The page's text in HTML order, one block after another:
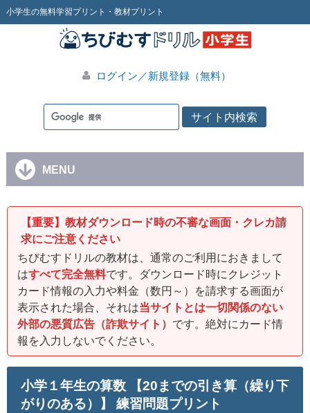
小学生の無料学習プリント・教材プリント
ログイン／新規登録（無料）
MENU
【重要】教材ダウンロード時の不審な画面・クレカ請
求にご注意ください
ちびむすドリルの教材は、通常のご利用におきまして
はすべて完全無料です。ダウンロード時にクレジット
カード情報の入力や料金（数円～）を請求する画面が
表示された場合、それは当サイトとは一切関係のない
外部の悪質広告（詐欺サイト） です。絶対にカード情
報を入力しないでください。
小学１年生の算数 【20までの引き算（繰り下
がりのある）】 練習問題プリント